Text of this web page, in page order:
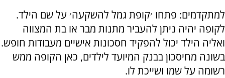
למתקדמים: פתחו ׳קופת גמל להשקעה׳ על שם הילד.
לקופה יהיה ניתן להעביר מתנות מבר או בת המצווה
ואליה הילד יכול להפקיד חסכונות אישיים מעבודות חופש.
בשונה מחיסכון בבנק המיועד לילדים, כאן הקופה ממש
רשומה על שמו ושייכת לו.